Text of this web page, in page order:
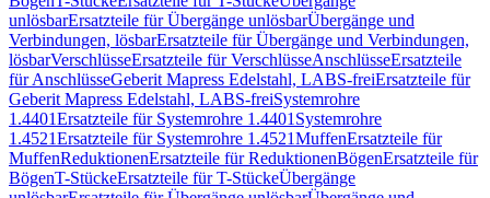
unlösbarErsatzteile für Übergänge unlösbarÜbergänge und
Verbindungen, lösbarErsatzteile für Übergänge und Verbindungen,
lösbarVerschlüsseErsatzteile für VerschlüsseAnschlüsseErsatzteile
für AnschlüsseGeberit Mapress Edelstahl, LABS-freiErsatzteile für
Geberit Mapress Edelstahl, LABS-freiSystemrohre
1.4401Ersatzteile für Systemrohre 1.4401 Systemrohre
1.4521Ersatzteile für Systemrohre 1.4521MuffenErsatzteile für
MuffenReduktionenErsatzteile für ReduktionenBögenErsatzteile für
BögenT-StückeErsatzteile für T-StückeÜbergänge